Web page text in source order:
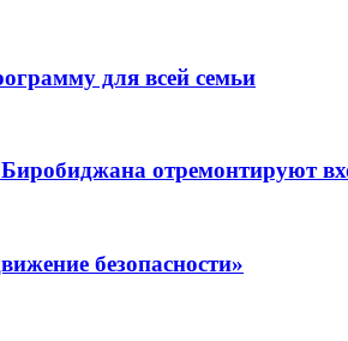
для всей семьи
отремонтируют
безопасности»